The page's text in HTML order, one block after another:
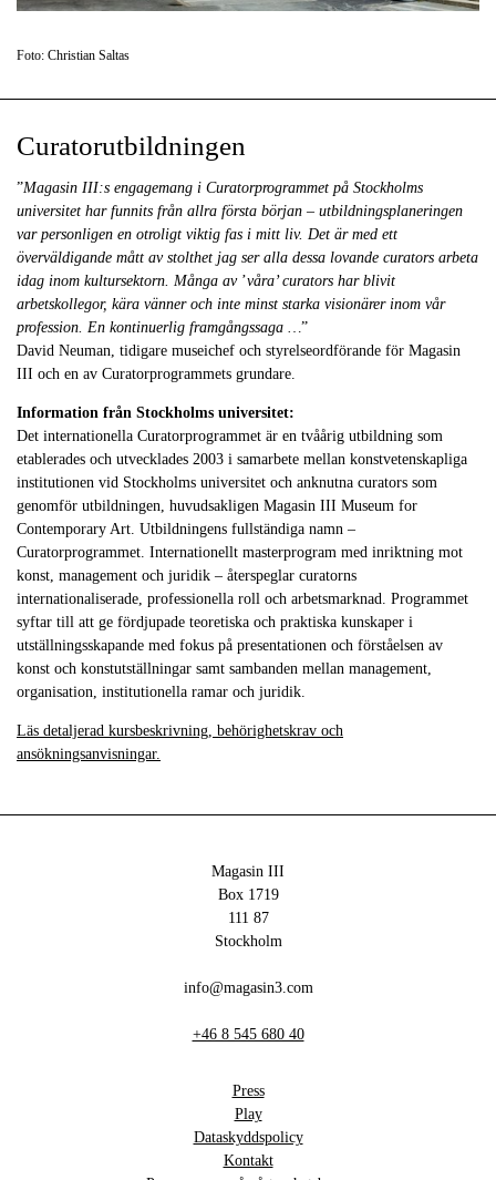
Foto: Christian Saltas
Curatorutbildningen
”Magasin III:s engagemang i Curatorprogrammet på Stockholms
universitet har funnits från allra första början – utbildningsplaneringen
var personligen en otroligt viktig fas i mitt liv. Det är med ett
överväldigande mått av stolthet jag ser alla dessa lovande curators arbeta
idag inom kultursektorn. Många av ’våra’ curators har blivit
arbetskollegor, kära vänner och inte minst starka visionärer inom vår
profession. En kontinuerlig framgångssaga … ”
David Neuman, tidigare museichef och styrelseordförande för Magasin
III och en av Curatorprogrammets grundare.
Information från Stockholms universitet:
Det internationella Curatorprogrammet är en tvåårig utbildning som
etablerades och utvecklades 2003 i samarbete mellan konstvetenskapliga
institutionen vid Stockholms universitet och anknutna curators som
genomför utbildningen, huvudsakligen Magasin III Museum for
Contemporary Art. Utbildningens fullständiga namn –
Curatorprogrammet. Internationellt masterprogram med inriktning mot
konst, management och juridik – återspeglar curatorns
internationaliserade, professionella roll och arbetsmarknad. Programmet
syftar till att ge fördjupade teoretiska och praktiska kunskaper i
utställningsskapande med fokus på presentationen och förståelsen av
konst och konstutställningar samt sambanden mellan management,
organisation, institutionella ramar och juridik.
Läs detaljerad kursbeskrivning, behörighetskrav och
ansökningsanvisningar.
Magasin III
Box 1719
111 87
Stockholm
info@magasin3.com
+46 8 545 680 40
Press
Play
Dataskyddspolicy
Kontakt